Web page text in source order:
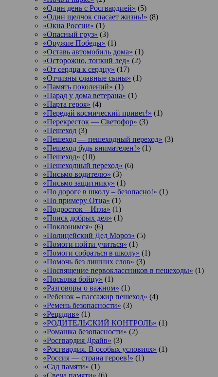
«Один день с Росгвардией» (5)
«Один щелчок спасает жизнь!» (8)
«Окна России» (1)
«Опасный груз» (3)
«Оружие Победы» (1)
«Оставь автомобиль дома» (1)
«Осторожно, тонкий лед» (2)
«От сердца к сердцу» (17)
«Отчизны славные сыны» (1)
«Память поколений» (1)
«Парад у дома ветерана» (1)
«Парта героя» (4)
«Передай космический привет!» (1)
«Перекресток — Светофор» (3)
«Пешеход (3)
«Пешеход — пешеходный переход» (3)
«Пешеход будь внимателен!» (1)
«Пешеход» (10)
«Пешеходный переход» (6)
«Письмо водителю» (3)
«Письмо защитнику» (1)
«По дороге в школу – безопасно!» (1)
«По примеру Отца» (1)
«Подросток ‒ Игла» (1)
«Поиск добрых дел» (1)
«Поклонимся» (6)
«Полицейский Дед Мороз» (5)
«Помоги пойти учиться» (1)
«Помоги собраться в школу» (1)
«Помочь без лишних слов» (3)
«Посвящение первоклассников в пешеходы» (1)
«Посылка бойцу» (1)
«Разговоры о важном» (1)
«Ребенок – пассажир пешеход» (4)
«Ремень безопасности» (3)
«Рецидив» (1)
«РОДИТЕЛЬСКИЙ КОНТРОЛЬ» (1)
«Ромашка безопасности» (2)
«Росгвардия Драйв» (3)
«Росгвардия. В особых условиях» (1)
«Россия — страна героев!» (1)
«Сад памяти» (1)
«Свеча памяти» (6)